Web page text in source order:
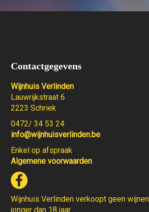
Contactgegevens
Wijnhuis Verlinden
Lauwrijkstraat 6
2223 Schriek
0472/ 34 53 24
info@wijnhuisverlinden.be
Enkel op afspraak
Algemene voorwaarden
Wijnhuis Verlinden verkoopt geen
jonger dan 18 jaar.